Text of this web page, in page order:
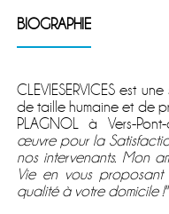
BIOGRAPHIE
CLEVIESERVICES est
de taille humaine et de
PLAGNOL à Vers-
œuvre pour la
nos intervenants. Mon
Vie en vous proposant
qualité à votre domicile !''